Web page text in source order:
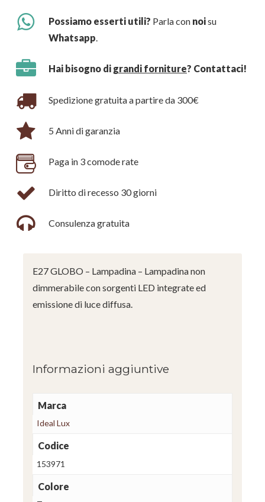
Possiamo esserti utili? Parla con noisu
Whatsapp
Hai bisogno di grandi forniture? Contattaci!
Spedizione gratuita a partire da 300€
5 Anni di garanzia
Paga in 3 comode rate
Diritto di recesso 30 giorni
Consulenza gratuita
E27 GLOBO – Lampadina – Lampadina non
dimmerabile con sorgenti LED integrate ed
emissione di luce diffusa.
Informazioni aggiuntive
Marca
Ideal Lux
Codice
153971
Colore